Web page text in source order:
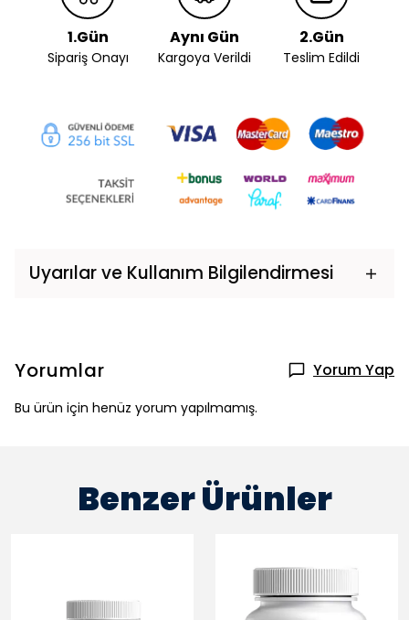
1.Gün
Sipariş Onayı
Aynı Gün
Kargoya Verildi
2.Gün
Teslim Edildi
Uyarılar ve Kullanım Bilgilendirmesi
Yorumlar Yorum Yap
Bu ürün için henüz yorum yapılmamış.
Benzer Ürünler